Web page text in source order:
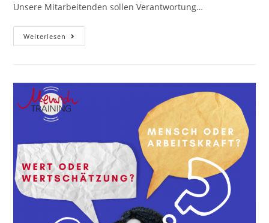
Unsere Mitarbeitenden sollen Verantwortung…
Weiterlesen Destruktive
&